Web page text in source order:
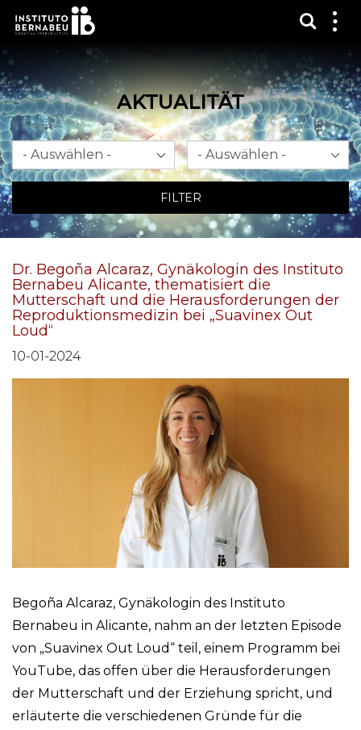
AKTUALITÄT
Monat Jahr
FILTER
Dr. Begoña Alcaraz, Gynäkologin des Instituto
Bernabeu Alicante, thematisiert die
Mutterschaft und die Herausforderungen der
Reproduktionsmedizin bei „Suavinex Out
Loud“
10-01-2024
Begoña Alcaraz, Gynäkologin des Instituto
Bernabeu in Alicante, nahm an der letzten Episode
von „Suavinex Out Loud“ teil, einem Programm bei
YouTube, das offen über die Herausforderungen
der Mutterschaft und der Erziehung spricht, und
erläuterte die verschiedenen Gründe für die